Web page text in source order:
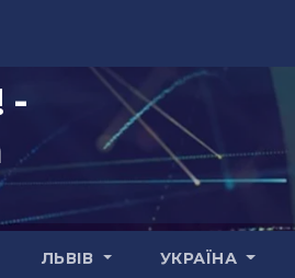
-
ЛЬВІВ УКРАЇНА